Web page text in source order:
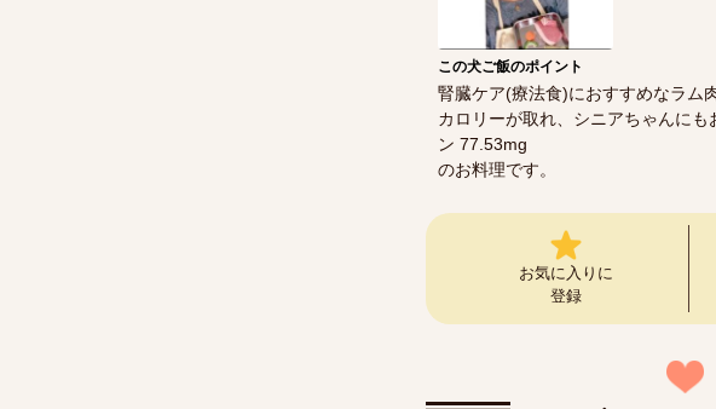
この犬ご飯のポイント
腎臓ケア(療法食)におすすめなラム
カロリーが取れ、シニアちゃんに
ン 77.53mg
のお料理です。
お気に入りに
登録